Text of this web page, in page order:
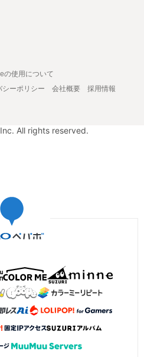
の使用について
シーポリシー 会社概要
採用情報
All rights reserved.